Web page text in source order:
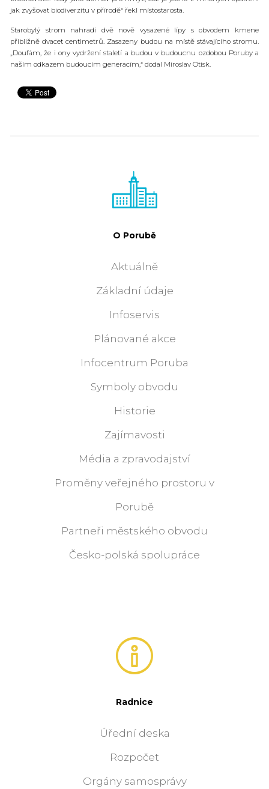
jak zvyšovat biodiverzitu v přírodě“ řekl místostarosta.
Starobylý strom nahradí dvě nově vysazené lípy s obvodem kmene
přibližně dvacet centimetrů. Zasazeny budou na místě stávajícího stromu.
„Doufám, že i ony vydržení staletí a budou v budoucnu ozdobou Poruby a
naším odkazem budoucím generacím,“ dodal Miroslav Otisk.
O Porubě
Aktuálně
Základní údaje
Infoservis
Plánované akce
Infocentrum Poruba
Symboly obvodu
Historie
Zajímavosti
Média a zpravodajství
Proměny veřejného prostoru v
Porubě
Partneři městského obvodu
Česko-polská spolupráce
Radnice
Úřední deska
Rozpočet
Orgány samosprávy